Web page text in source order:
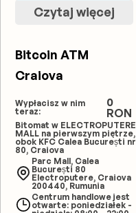
Czytaj więcej
Bitcoin ATM
Craiova
Wypłacisz w nim
teraz:
0
RON
Bitomat w ELECTROPUTERE
MALL na pierwszym piętrze,
obok KFC Calea București nr
80, Craiova
Parc Mall, Calea
București 80
Electroputere, Craiova
200440, Rumunia
Centrum handlowe jest
otwarte: poniedziałek -